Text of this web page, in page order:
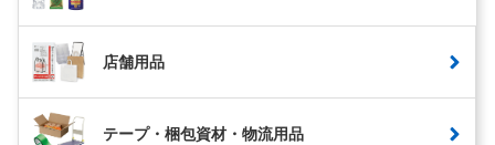
店舗用品
テープ・梱包資材・物流用品